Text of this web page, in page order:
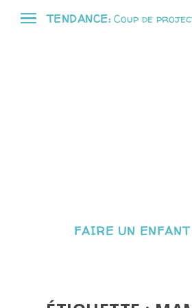
TENDANCE: Coup de
FAIRE UN ENFANT